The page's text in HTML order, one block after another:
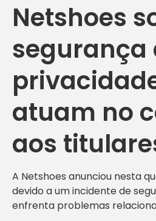
Netshoes
segurança
atuam no
aos
A Netshoes anunciou nesta
devido a um incidente de
enfrenta problemas